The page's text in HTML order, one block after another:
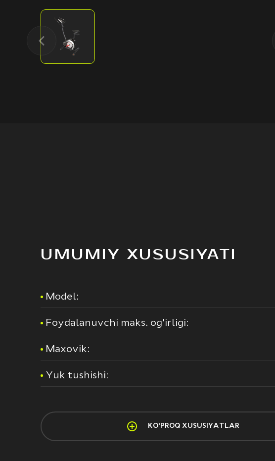
UMUMIY XUSUSIYATI
Model:
Foydalanuvchi maks. og'irligi:
Maxovik:
Yuk tushishi:
KO'PROQ XUSUSIYATLAR